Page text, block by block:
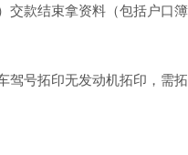
款结束拿资料（包括户口簿
号拓印无发动机拓印，需